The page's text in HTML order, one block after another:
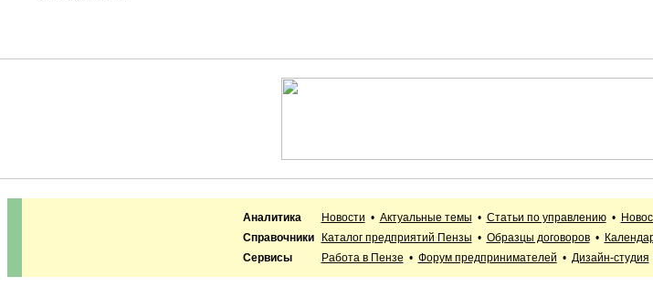
Аналитика Новости • Актуальные темы • Статьи по управлению•
Справочники
Каталог предприятий Пензы • Образцы договоров•
Сервисы
Работа в Пензе • Форум предпринимателей • Дизайн-студия